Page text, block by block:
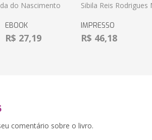
do Nascimento
EBOOK
R$ 27,19
Sibila Reis
IMPRESSO
R$ 46,18
comentário sobre o livro.